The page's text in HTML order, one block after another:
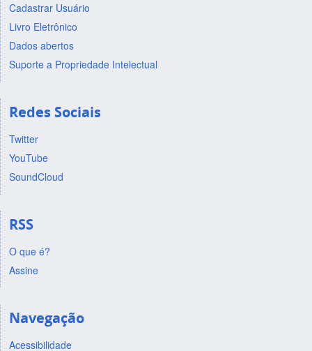
Cadastrar Usuário
Livro Eletrônico
Dados abertos
Suporte a Propriedade Intelectual
Redes Sociais
Twitter
YouTube
SoundCloud
RSS
O que é?
Assine
Navegação
Acessibilidade